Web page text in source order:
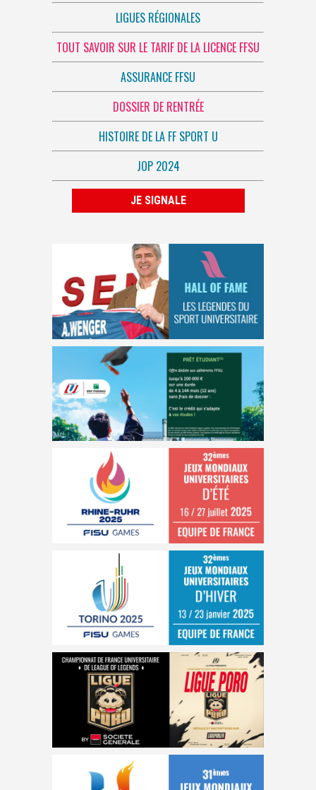
LIGUES RÉGIONALES
TOUT SAVOIR SUR LE TARIF DE LA LICENCE FFSU
ASSURANCE FFSU
DOSSIER DE RENTRÉE
HISTOIRE DE LA FF SPORT U
JOP 2024
JE SIGNALE